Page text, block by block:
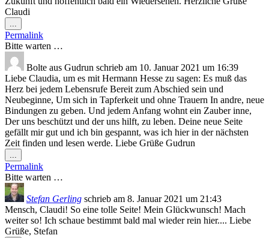
Claudi
...
Metabox
ein-/ausblenden.
Permalink
Bitte warten …
Bolte aus Gudrun schrieb am 10. Januar 2021 um 16:39
Liebe Claudia, um es mit Hermann Hesse zu sagen: Es muß das
Herz bei jedem Lebensrufe Bereit zum Abschied sein und
Neubeginne, Um sich in Tapferkeit und ohne Trauern In andre, neue
Bindungen zu geben. Und jedem Anfang wohnt ein Zauber inne,
Der uns beschützt und der uns hilft, zu leben. Deine neue Seite
gefällt mir gut und ich bin gespannt, was ich hier in der nächsten
Zeit finden und lesen werde. Liebe Grüße Gudrun
...
Metabox
ein-/ausblenden.
Permalink
Bitte warten …
Stefan Gerling schrieb am 8. Januar 2021 um 21:43
Mensch, Claudi! So eine tolle Seite! Mein Glückwunsch! Mach
weiter so! Ich schaue bestimmt bald mal wieder rein hier.... Liebe
Grüße, Stefan